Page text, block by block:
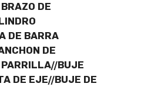
DE
DE BARRA
DE
BUJE
DE EJE//BUJE DE